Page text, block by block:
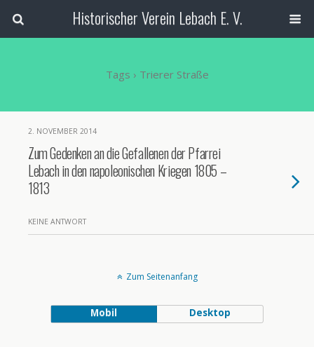
Historischer Verein Lebach E. V.
Tags › Trierer Straße
2. NOVEMBER 2014
Zum Gedenken an die Gefallenen der Pfarrei
Lebach in den napoleonischen Kriegen 1805 –
1813
KEINE ANTWORT
Zum Seitenanfang
Mobil Desktop